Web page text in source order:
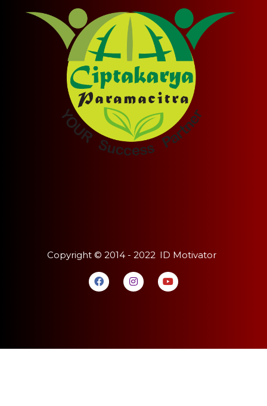
Copyright © 2014 - 2022 ID Motivator